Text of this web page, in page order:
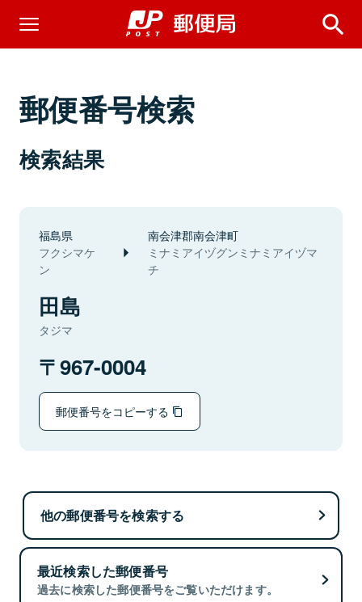
郵便番号検索
検索結果
福島県
フクシマケ
ン
南会津郡南会津町
ミナミアイヅグンミナミアイヅマ
チ
田島
タジマ
967-0004
郵便番号をコピーする
他の郵便番号を検索する
最近検索した郵便番号
過去に検索した郵便番号をご覧いただけます。